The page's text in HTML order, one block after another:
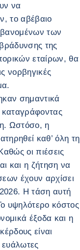
να
το αβέβαιο
των
της
εταίρων, θα
νορβηγικές
σημαντικά
Ωστόσο, η
καθ’ όλη τη
οι πιέσεις
και η ζήτηση να
έχουν αρχίσει
Η τάση αυτή
υψηλότερο κόστος
έξοδα και η
είναι
ευάλωτες